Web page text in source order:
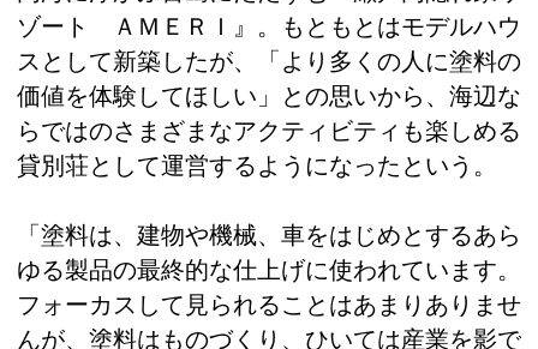
ゾート ＡＭＥＲＩ』。もともとはモデルハウ
スとして新築したが、「より多くの人に塗料の
価値を体験してほしい」との思いから、海辺な
らではのさまざまなアクティビティも楽しめる
貸別荘として運営するようになったという。
「塗料は、建物や機械、車をはじめとするあら
ゆる製品の最終的な仕上げに使われています。
フォーカスして見られることはあまりありませ
んが、塗料はものづくり、ひいては産業を影で